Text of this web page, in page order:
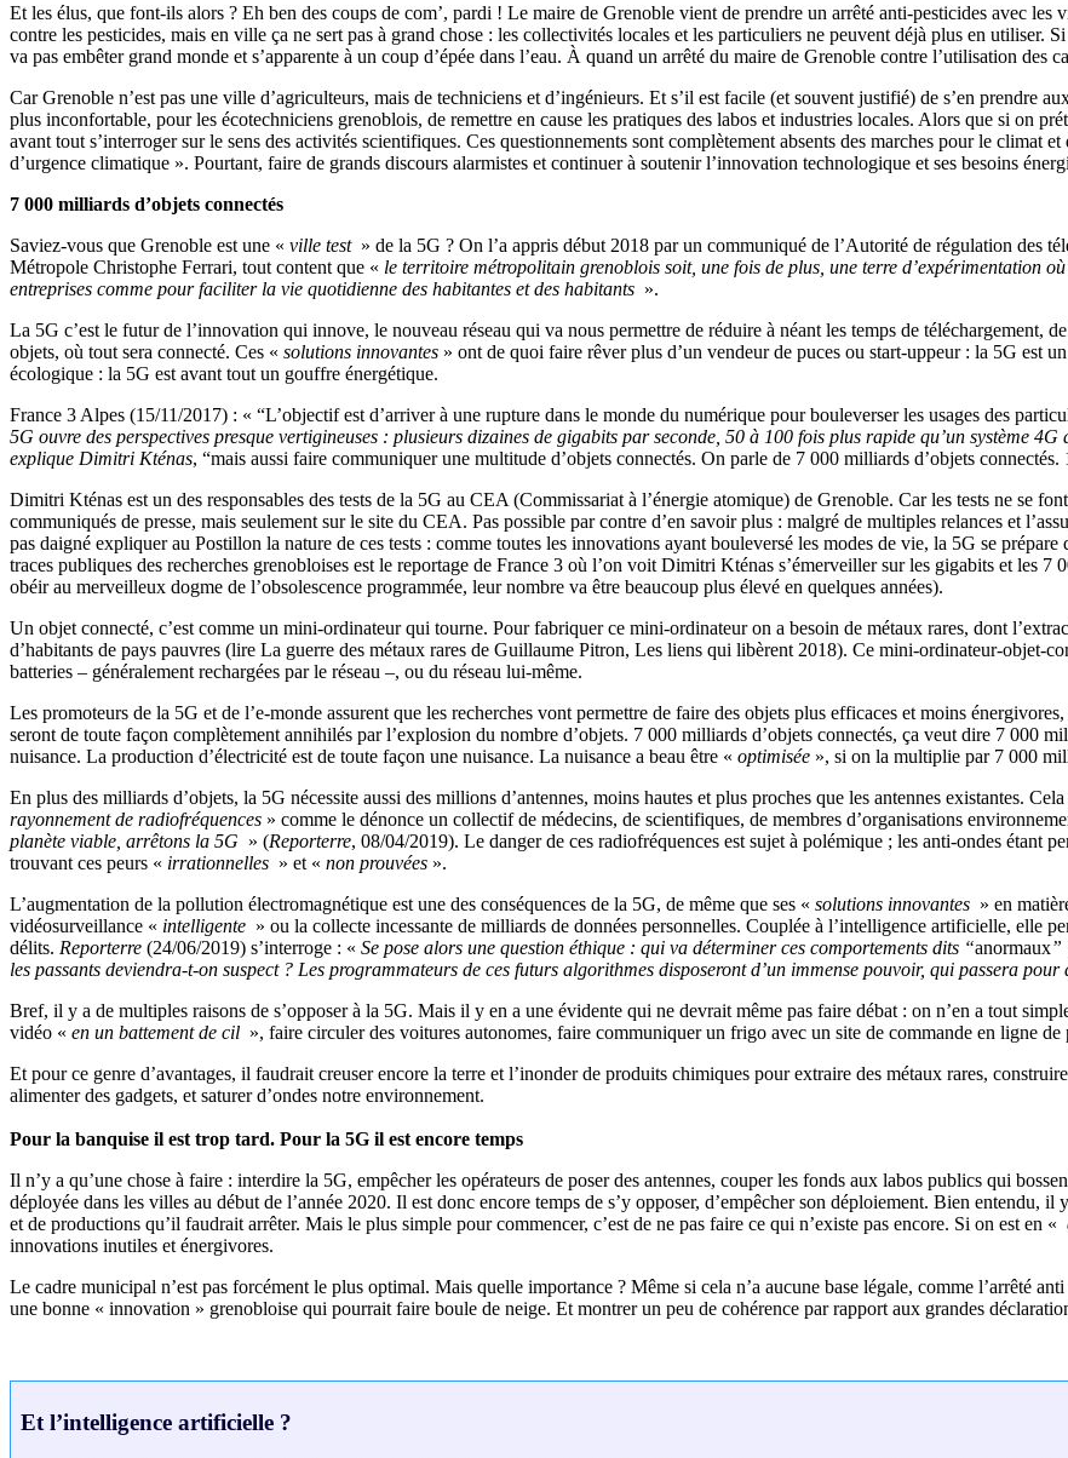
Et les élus, que font-ils alors ? Eh ben des coups de com’, pardi ! Le maire de Grenoble vient de prendre un arrêté anti-pesticides avec
contre les pesticides, mais en ville ça ne sert pas à grand chose : les collectivités locales et les particuliers ne peuvent déjà plus en utiliser.
va pas embêter grand monde et s’apparente à un coup d’épée dans l’eau. À quand un arrêté du maire de Grenoble contre l’utilisation des
Car Grenoble n’est pas une ville d’agriculteurs, mais de techniciens et d’ingénieurs. Et s’il est facile (et souvent justifié) de s’en prendre
plus inconfortable, pour les écotechniciens grenoblois, de remettre en cause les pratiques des labos et industries locales. Alors que si on
avant tout s’interroger sur le sens des activités scientifiques. Ces questionnements sont complètement absents des marches pour le climat
d’urgence climatique ». Pourtant, faire de grands discours alarmistes et continuer à soutenir l’innovation technologique et ses besoins
7 000 milliards d’objets connectés
Saviez-vous que Grenoble est une « ville test » de la 5G ? On l’a appris début 2018 par un communiqué de l’Autorité de régulation des
Métropole Christophe Ferrari, tout content que « le territoire métropolitain grenoblois soit, une fois de plus, une terre d’expérimentation
entreprises comme pour faciliter la vie quotidienne des habitantes et des habitants ».
La 5G c’est le futur de l’innovation qui innove, le nouveau réseau qui va nous permettre de réduire à néant les temps de téléchargement,
objets, où tout sera connecté. Ces « solutions innovantes » ont de quoi faire rêver plus d’un vendeur de puces ou start-uppeur : la 5G est
écologique : la 5G est avant tout un gouffre énergétique.
France 3 Alpes (15/11/2017) : « “L’objectif est d’arriver à une rupture dans le monde du numérique pour bouleverser les usages des
5G ouvre des perspectives presque vertigineuses : plusieurs dizaines de gigabits par seconde, 50 à 100 fois plus rapide qu’un système 4G
explique Dimitri Kténas, “mais aussi faire communiquer une multitude d’objets connectés. On parle de 7 000 milliards d’objets
Dimitri Kténas est un des responsables des tests de la 5G au CEA (Commissariat à l’énergie atomique) de Grenoble. Car les tests ne se
communiqués de presse, mais seulement sur le site du CEA. Pas possible par contre d’en savoir plus : malgré de multiples relances et
pas daigné expliquer au Postillon la nature de ces tests : comme toutes les innovations ayant bouleversé les modes de vie, la 5G se
traces publiques des recherches grenobloises est le reportage de France 3 où l’on voit Dimitri Kténas s’émerveiller sur les gigabits et les
obéir au merveilleux dogme de l’obsolescence programmée, leur nombre va être beaucoup plus élevé en quelques années).
Un objet connecté, c’est comme un mini-ordinateur qui tourne. Pour fabriquer ce mini-ordinateur on a besoin de métaux rares, dont
d’habitants de pays pauvres (lire La guerre des métaux rares de Guillaume Pitron, Les liens qui libèrent 2018). Ce mini-ordinateur-objet-
batteries – généralement rechargées par le réseau –, ou du réseau lui-même.
Les promoteurs de la 5G et de l’e-monde assurent que les recherches vont permettre de faire des objets plus efficaces et moins
seront de toute façon complètement annihilés par l’explosion du nombre d’objets. 7 000 milliards d’objets connectés, ça veut dire 7 000
nuisance. La production d’électricité est de toute façon une nuisance. La nuisance a beau être « optimisée », si on la multiplie par 7 000
En plus des milliards d’objets, la 5G nécessite aussi des millions d’antennes, moins hautes et plus proches que les antennes existantes.
rayonnement de radiofréquences » comme le dénonce un collectif de médecins, de scientifiques, de membres d’organisations
planète viable, arrêtons la 5G » (Reporterre, 08/04/2019). Le danger de ces radiofréquences est sujet à polémique ; les anti-ondes étant
trouvant ces peurs « irrationnelles » et « non prouvées ».
L’augmentation de la pollution électromagnétique est une des conséquences de la 5G, de même que ses « solutions innovantes » en
vidéosurveillance « intelligente » ou la collecte incessante de milliards de données personnelles. Couplée à l’intelligence artificielle, elle
délits. Reporterre (24/06/2019) s’interroge : « Se pose alors une question éthique : qui va déterminer ces comportements dits “anormaux”
les passants deviendra-t-on suspect ? Les programmateurs de ces futurs algorithmes disposeront d’un immense pouvoir, qui passera
Bref, il y a de multiples raisons de s’opposer à la 5G. Mais il y en a une évidente qui ne devrait même pas faire débat : on n’en a tout
vidéo « en un battement de cil », faire circuler des voitures autonomes, faire communiquer un frigo avec un site de commande en ligne de
Et pour ce genre d’avantages, il faudrait creuser encore la terre et l’inonder de produits chimiques pour extraire des métaux rares,
alimenter des gadgets, et saturer d’ondes notre environnement.
Pour la banquise il est trop tard. Pour la 5G il est encore temps
Il n’y a qu’une chose à faire : interdire la 5G, empêcher les opérateurs de poser des antennes, couper les fonds aux labos publics qui
déployée dans les villes au début de l’année 2020. Il est donc encore temps de s’y opposer, d’empêcher son déploiement. Bien entendu,
et de productions qu’il faudrait arrêter. Mais le plus simple pour commencer, c’est de ne pas faire ce qui n’existe pas encore. Si on est en «
innovations inutiles et énergivores.
Le cadre municipal n’est pas forcément le plus optimal. Mais quelle importance ? Même si cela n’a aucune base légale, comme l’arrêté
une bonne « innovation » grenobloise qui pourrait faire boule de neige. Et montrer un peu de cohérence par rapport aux grandes
Et l’intelligence artificielle ?